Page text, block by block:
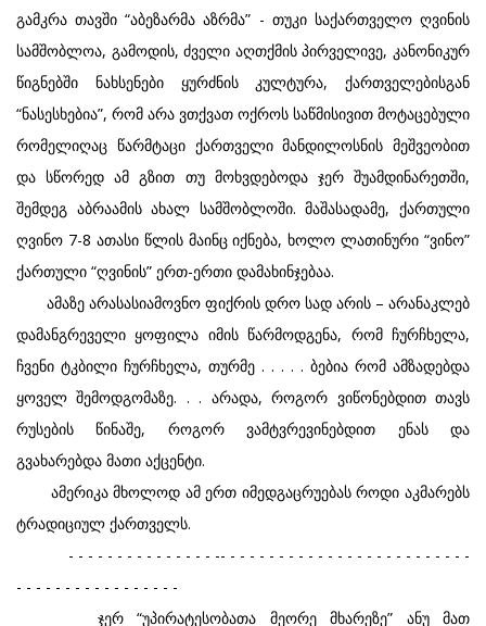
გამკრა თავში “აბეზარმა აზრმა” - თუკი საქართველო ღვინის
სამშობლოა, გამოდის, ძველი აღთქმის პირველივე, კანონიკურ
წიგნებში ნახსენები ყურძნის კულტურა, ქართველებისგან
“ნასესხებია”, რომ არა ვთქვათ ოქროს საწმისივით მოტაცებული
რომელიღაც წარმტაცი ქართველი მანდილოსნის მეშვეობით
და სწორედ ამ გზით თუ მოხვდებოდა ჯერ შუამდინარეთში,
შემდეგ აბრაამის ახალ სამშობლოში. მაშასადამე, ქართული
ღვინო 7-8 ათასი წლის მაინც იქნება, ხოლო ლათინური “ვინო”
ქართული “ღვინის” ერთ-ერთი დამახინჯებაა.
ამაზე არასასიამოვნო ფიქრის დრო სად არის – არანაკლებ
დამანგრეველი ყოფილა იმის წარმოდგენა, რომ ჩურჩხელა,
ჩვენი ტკბილი ჩურჩხელა, თურმე . . . . . ბებია რომ ამზადებდა
ყოველ შემოდგომაზე. . . არადა, როგორ ვიწონებდით თავს
რუსების წინაშე, როგორ ვამტვრევინებდით ენას და
გვახარებდა მათი აქცენტი.
ამერიკა მხოლოდ ამ ერთ იმედგაცრუებას როდი აკმარებს
ტრადიციულ ქართველს.
- - - - - - - - - - - - - - - -- - - - - - - - - - - - - - - - - - - - - - - - - -
- - - - - - - - - - - - - - - - -
ჯერ “უპირატესობათა მეორე მხარეზე” ანუ მათ